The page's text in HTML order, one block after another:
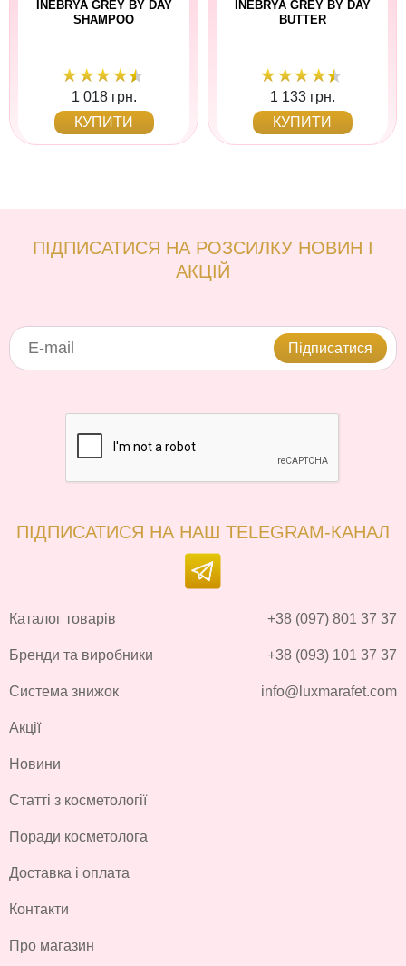
INEBRYA GREY BY DAY
SHAMPOO
1 018 грн.
КУПИТИ
INEBRYA GREY BY DAY
BUTTER
1 133 грн.
КУПИТИ
ПІДПИСАТИСЯ НА РОЗСИЛКУ НОВИН І
АКЦІЙ
Підписатися
ПІДПИСАТИСЯ НА НАШ TELEGRAM-КАНАЛ
Каталог товарів
Бренди та виробники
Система знижок
Акції
Новини
Статті з косметології
Поради косметолога
Доставка і оплата
Контакти
Про магазин
+38 (097) 801 37 37
+38 (093) 101 37 37
info@luxmarafet.com